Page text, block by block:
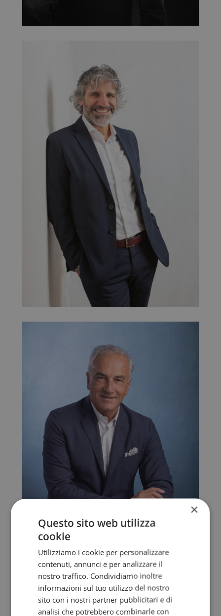
×
Questo sito web utilizza
cookie
Utilizziamo i cookie per personalizzare
contenuti, annunci e per analizzare il
nostro traffico. Condividiamo inoltre
informazioni sul tuo utilizzo del nostro
sito con i nostri partner pubblicitari e di
analisi che potrebbero combinarle con